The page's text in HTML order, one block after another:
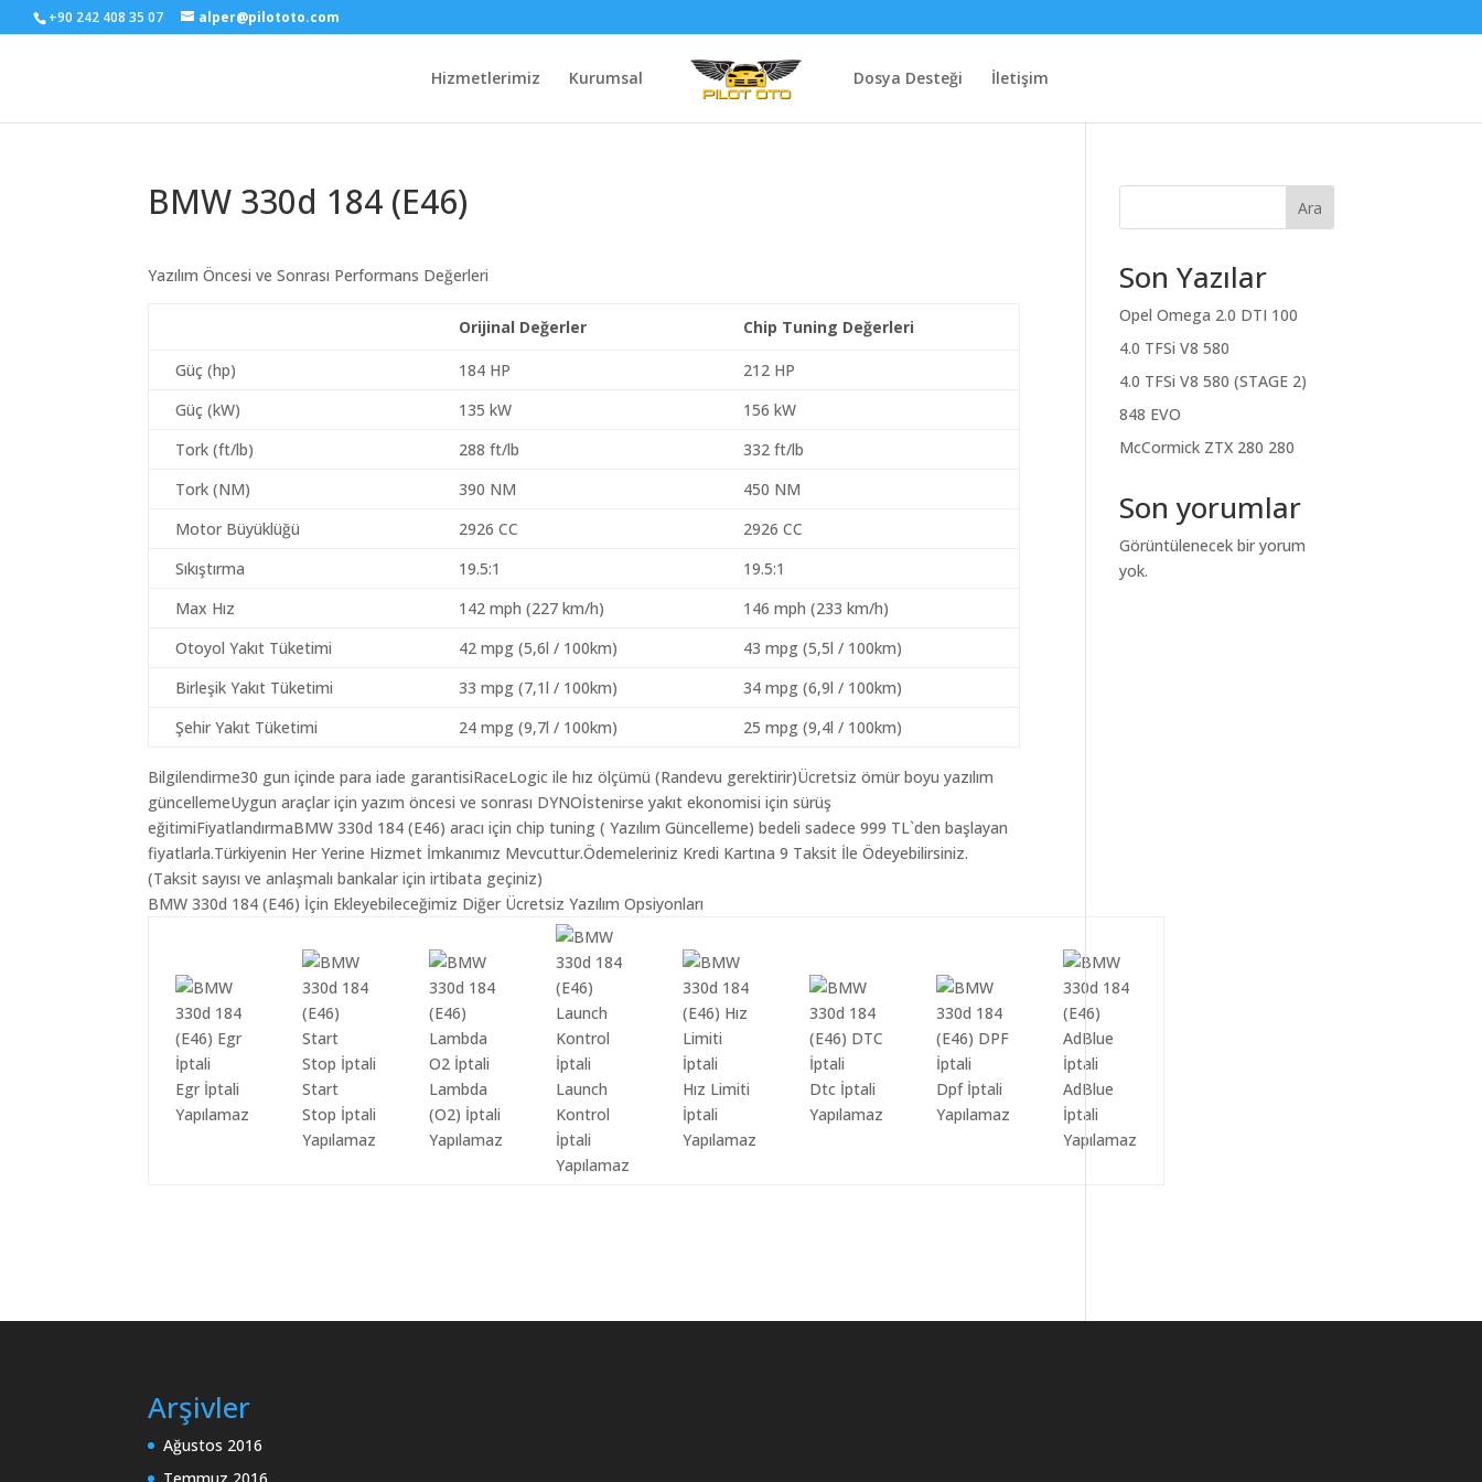
+90 242 408 35 07 alper@pilototo.com
Hizmetlerimiz Kurumsal Dosya Desteği İletişim
BMW 330d 184 (E46)
Yazılım Öncesi ve Sonrası Performans Değerleri
Orijinal Değerler Chip Tuning Değerleri
Güç (hp) 184 HP
212 HP
Güç (kW)
135 kW
156 kW
Tork (ft/lb)
288 ft/lb
332 ft/lb
Tork (NM)
390 NM
450 NM
Motor Büyüklüğü
2926 CC
2926 CC
Sıkıştırma
19.5:1
19.5:1
Max Hız
142 mph (227 km/h)
146 mph (233 km/h)
Otoyol Yakıt Tüketimi
42 mpg (5,6l / 100km)
43 mpg (5,5l / 100km)
Birleşik Yakıt Tüketimi
33 mpg (7,1l / 100km)
34 mpg (6,9l / 100km)
Şehir Yakıt Tüketimi
24 mpg (9,7l / 100km) 25 mpg (9,4l / 100km)
Bilgilendirme30 gun içinde para iade garantisiRaceLogic ile hız ölçümü (Randevu gerektirir)Ücretsiz ömür boyu yazılım
güncellemeUygun araçlar için yazım öncesi ve sonrası DYNOİstenirse yakıt ekonomisi için sürüş
eğitimiFiyatlandırmaBMW 330d 184 (E46) aracı için chip tuning ( Yazılım Güncelleme) bedeli sadece 999 TL`den başlayan
fiyatlarla.Türkiyenin Her Yerine Hizmet İmkanımız Mevcuttur.Ödemeleriniz Kredi Kartına 9 Taksit İle Ödeyebilirsiniz.
(Taksit sayısı ve anlaşmalı bankalar için irtibata geçiniz)
BMW 330d 184 (E46) İçin Ekleyebileceğimiz Diğer Ücretsiz Yazılım Opsiyonları
Egr İptali
Yapılamaz
Start
Stop İptali
Yapılamaz
Lambda
(O2) İptali
Yapılamaz
Launch
Kontrol
İptali
Yapılamaz
Hız Limiti
İptali
Yapılamaz
Dtc İptali
Yapılamaz
Dpf İptali
Yapılamaz
AdBlue
İptali
Yapılamaz
Ara
Son Yazılar
Opel Omega 2.0 DTI 100
4.0 TFSi V8 580
4.0 TFSi V8 580 (STAGE 2)
848 EVO
McCormick ZTX 280 280
Son yorumlar
Görüntülenecek bir yorum
yok.
Arşivler
Ağustos 2016
Temmuz 2016